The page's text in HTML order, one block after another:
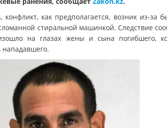
, конфликт, как предполагается, возник из-за
стиральной машинкой. Следствие
на глазах жены и сына погибшего,
нападавшего.